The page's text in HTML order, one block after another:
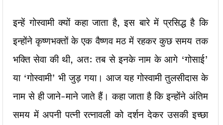
इन्हें गोस्वामी क्यों कहा जाता है, इस बारे में प्रसिद्ध है कि
इन्होंने कृष्णभक्तों के एक वैष्णव मठ में रहकर कुछ समय तक
भक्ति सेवा की थी, अत: तब से इनके नाम के आगे ‘गोसाई’
या ‘गोस्वामी’ भी जुड़ गया। आज यह गोस्वामी तुलसीदास के
नाम से ही जाने-माने जाते हैं। कहा जाता है कि इन्होंने अंतिम
समय में अपनी पत्नी रत्नावली को दर्शन देकर उसकी इच्छा